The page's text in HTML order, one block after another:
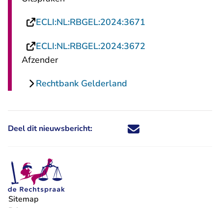
ECLI:NL:RBGEL:2024:3671
ECLI:NL:RBGEL:2024:3672
Afzender
Rechtbank Gelderland
Deel dit nieuwsbericht: Deel dit nieuwsbericht via X -
Deel dit nieuwsbericht via
Deel dit nieuwsbericht
Deel dit
Sitemap